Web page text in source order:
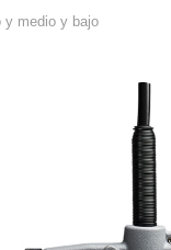
y medio y bajo